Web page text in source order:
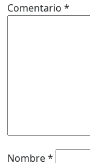
Comentario *
Nombre*